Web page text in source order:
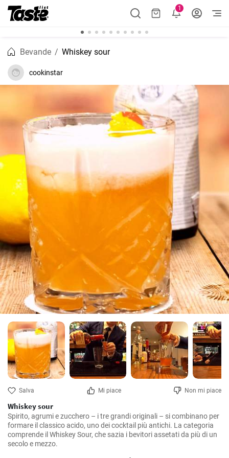
1
Bevande Whiskey sour
cookinstar
Salva Mi piace Non mi piace
Whiskey sour
Spirito, agrumi e zucchero – i tre grandi originali – si combinano per
formare il classico acido, uno dei cocktail più antichi. La categoria
comprende il Whiskey Sour, che sazia i bevitori assetati da più di un
secolo e mezzo.